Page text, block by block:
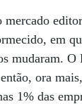
em
mudaram.
ora
1% das